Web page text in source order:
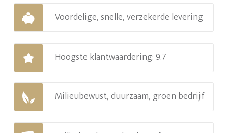
Voordelige, snelle, verzekerde levering
Hoogste klantwaardering: 9.7
Milieubewust, duurzaam, groen bedrijf